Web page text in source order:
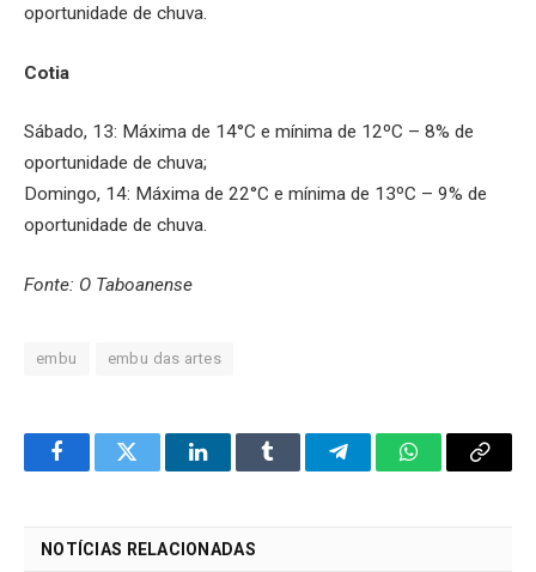
oportunidade de chuva.
Cotia
Sábado, 13: Máxima de 14°C e mínima de 12ºC – 8% de
oportunidade de chuva;
Domingo, 14: Máxima de 22°C e mínima de 13ºC – 9% de
oportunidade de chuva.
Fonte: O Taboanense
embu embu das artes
FacebookTwitter LinkedInTumblr TelegramWhatsApp
Copy
NOTÍCIAS RELACIONADAS